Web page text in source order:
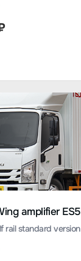
amplifier ES5
rail standard version